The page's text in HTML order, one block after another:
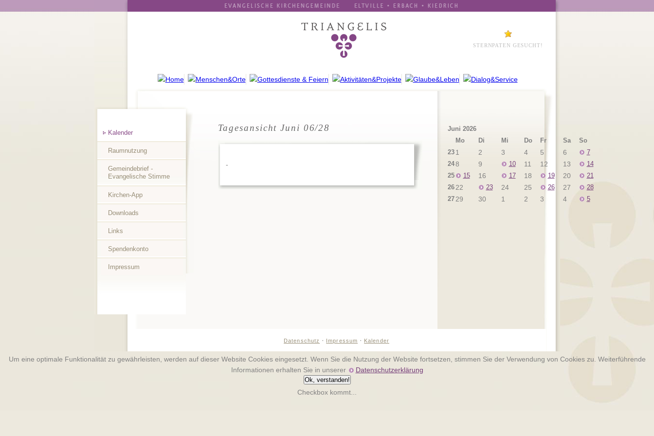
STERNPATEN GESUCHT!
Kalender
Raumnutzung
Gemeindebrief -
Evangelische Stimme
Kirchen-App
Downloads
Links
Spendenkonto
Impressum
Tagesansicht Juni 06/28
-
Juni 2026
Mo
Di Mi Do Fr Sa
So
23 1 2 3 4 5 6
7
248 9 10 11 12 13
14
25
15 16 17 18 19 20
21
26 22 23 24 25 26 27
28
27 29 30 1 2 3 4 5
Datenschutz · Impressum · Kalender
Um eine optimale Funktionalität zu gewährleisten, werden auf dieser Website Cookies eingesetzt. Wenn Sie die Nutzung der Website fort­setzen, stimmen Sie der Verwendung von Cookies zu. Weiterführende
Informationen erhalten Sie in unserer
Datenschutzerklärung
Ok, verstanden!
Checkbox kommt...